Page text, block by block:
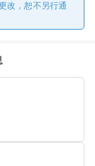
改，恕不另行通